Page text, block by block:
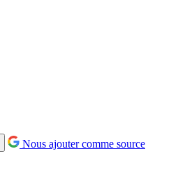
Nous ajouter comme source